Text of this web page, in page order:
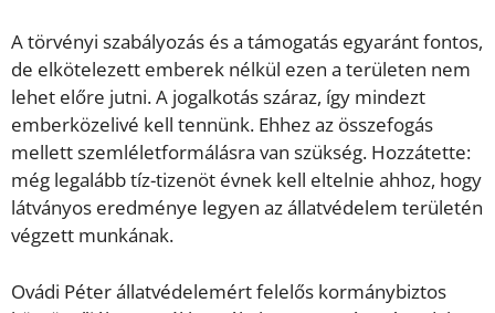
A törvényi szabályozás és a támogatás egyaránt fontos,
de elkötelezett emberek nélkül ezen a területen nem
lehet előre jutni. A jogalkotás száraz, így mindezt
emberközelivé kell tennünk. Ehhez az összefogás
mellett szemléletformálásra van szükség. Hozzátette:
még legalább tíz-tizenöt évnek kell eltelnie ahhoz, hogy
látványos eredménye legyen az állatvédelem területén
végzett munkának.
Ovádi Péter állatvédelemért felelős kormánybiztos